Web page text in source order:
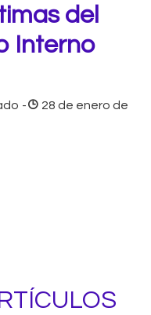
del
Interno
-
28 de enero de